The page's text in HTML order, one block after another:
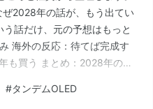
2028年の話が、もう出てい
話だけ、元の予想はもっと
海外の反応：待てば完成す
も買う まとめ：2028年の噂
だ発表されていません。 た
#タンデムOLED